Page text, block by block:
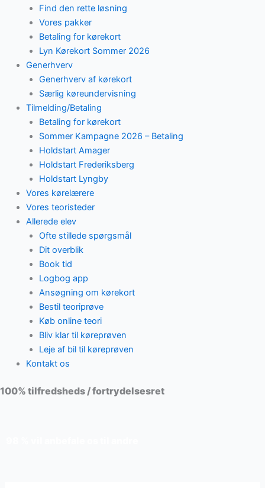
Find den rette løsning
Vores pakker
Betaling for kørekort
Lyn Kørekort Sommer 2026
Generhverv
Generhverv af kørekort
Særlig køreundervisning
Tilmelding/Betaling
Betaling for kørekort
Sommer Kampagne 2026 – Betaling
Holdstart Amager
Holdstart Frederiksberg
Holdstart Lyngby
Vores kørelærere
Vores teoristeder
Allerede elev
Ofte stillede spørgsmål
Dit overblik
Book tid
Logbog app
Ansøgning om kørekort
Bestil teoriprøve
Køb online teori
Bliv klar til køreprøven
Leje af bil til køreprøven
Kontakt os
100% tilfredsheds / fortrydelsesret